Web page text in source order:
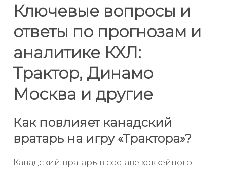
Ключевые вопросы и
ответы по прогнозам и
аналитике КХЛ:
Трактор, Динамо
Москва и другие
Как повлияет канадский
вратарь на игру «Трактора»?
Канадский вратарь в составе хоккейного